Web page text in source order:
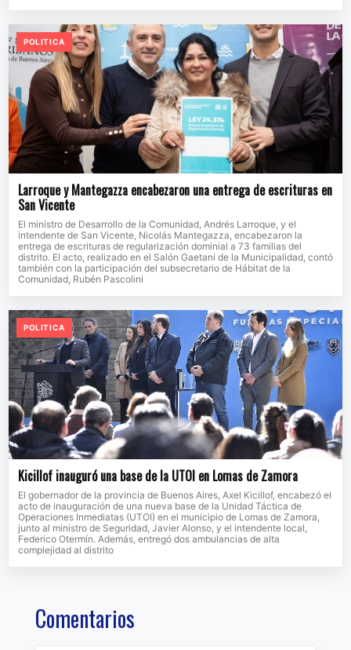
POLITICA
Larroque y Mantegazza encabezaron una entrega de escrituras en
San Vicente
El ministro de Desarrollo de la Comunidad, Andrés Larroque, y el
intendente de San Vicente, Nicolás Mantegazza, encabezaron la
entrega de escrituras de regularización dominial a 73 familias del
distrito. El acto, realizado en el Salón Gaetani de la Municipalidad, contó
también con la participación del subsecretario de Hábitat de la
Comunidad, Rubén Pascolini
POLITICA
Kicillof inauguró una base de la UTOI en Lomas de Zamora
El gobernador de la provincia de Buenos Aires, Axel Kicillof, encabezó el
acto de inauguración de una nueva base de la Unidad Táctica de
Operaciones Inmediatas (UTOI) en el municipio de Lomas de Zamora,
junto al ministro de Seguridad, Javier Alonso, y el intendente local,
Federico Otermín. Además, entregó dos ambulancias de alta
complejidad al distrito
Comentarios